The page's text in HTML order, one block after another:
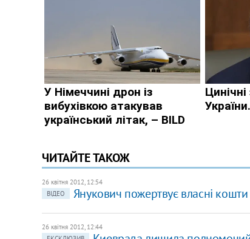
ЧИТАЙТЕ ТАКОЖ
26 квітня 2012, 12:54
ВІДЕО
Янукович пожертвує власні
26 квітня 2012, 12:44